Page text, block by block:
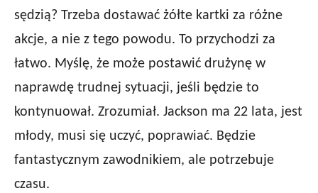
sędzią? Trzeba dostawać żółte kartki za różne
akcje, a nie z tego powodu. To przychodzi za
łatwo. Myślę, że może postawić drużynę w
naprawdę trudnej sytuacji, jeśli będzie to
kontynuował. Zrozumiał. Jackson ma 22 lata, jest
młody, musi się uczyć, poprawiać. Będzie
fantastycznym zawodnikiem, ale potrzebuje
czasu.